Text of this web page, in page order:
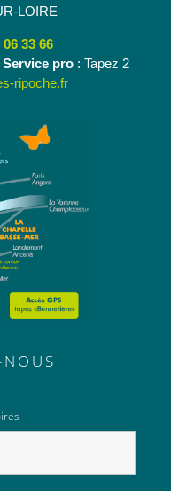
LOIRE
06 33 66
Service pro: Tapez 2
ripoche.fr